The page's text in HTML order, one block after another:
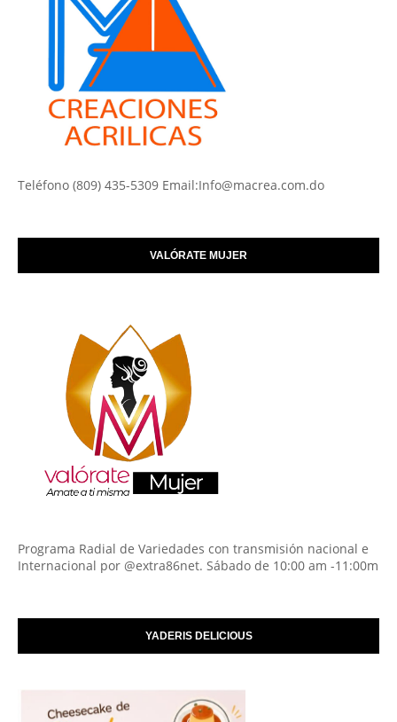
Teléfono (809) 435-5309 Email:Info@macrea.com.do
VALÓRATE MUJER
Programa Radial de Variedades con transmisión nacional e
Internacional por @extra86net. Sábado de 10:00 am -11:00m
YADERIS DELICIOUS